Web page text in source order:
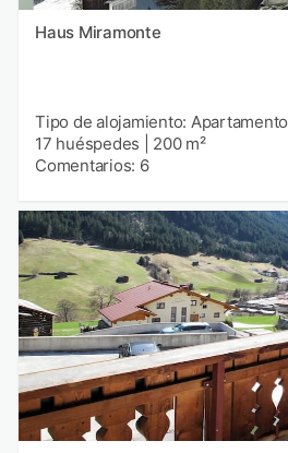
Haus Miramonte
Tipo de alojamiento: Apartamento
17 huéspedes
200 m²
Comentarios: 6